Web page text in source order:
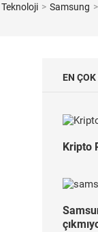
Teknoloji > Samsung >
EN
Kripto